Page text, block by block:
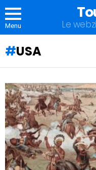
Menu Le
USA
QU'ALLEZ-
VOUS
APPRENDRE
AUJOURD'HUI
?